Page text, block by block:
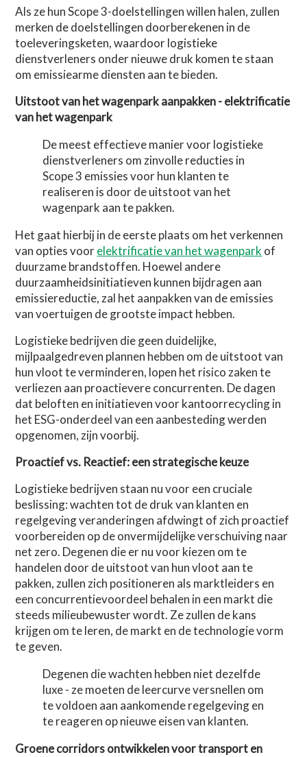
Als ze hun Scope 3-doelstellingen willen halen, zullen
merken de doelstellingen doorberekenen in de
toeleveringsketen, waardoor logistieke
dienstverleners onder nieuwe druk komen te staan
om emissiearme diensten aan te bieden.
Uitstoot van het wagenpark aanpakken - elektrificatie
van het wagenpark
De meest effectieve manier voor logistieke
dienstverleners om zinvolle reducties in
Scope 3 emissies voor hun klanten te
realiseren is door de uitstoot van het
wagenpark aan te pakken.
Het gaat hierbij in de eerste plaats om het verkennen
van opties voorelektrificatie van het wagenpark of
duurzame brandstoffen. Hoewel andere
duurzaamheidsinitiatieven kunnen bijdragen aan
emissiereductie, zal het aanpakken van de emissies
van voertuigen de grootste impact hebben.
Logistieke bedrijven die geen duidelijke,
mijlpaalgedreven plannen hebben om de uitstoot van
hun vloot te verminderen, lopen het risico zaken te
verliezen aan proactievere concurrenten. De dagen
dat beloften en initiatieven voor kantoorrecycling in
het ESG-onderdeel van een aanbesteding werden
opgenomen, zijn voorbij.
Proactief vs. Reactief: een strategische keuze
Logistieke bedrijven staan nu voor een cruciale
beslissing: wachten tot de druk van klanten en
regelgeving veranderingen afdwingt of zich proactief
voorbereiden op de onvermijdelijke verschuiving naar
net zero. Degenen die er nu voor kiezen om te
handelen door de uitstoot van hun vloot aan te
pakken, zullen zich positioneren als marktleiders en
een concurrentievoordeel behalen in een markt die
steeds milieubewuster wordt. Ze zullen de kans
krijgen om te leren, de markt en de technologie vorm
te geven.
Degenen die wachten hebben niet dezelfde
luxe - ze moeten de leercurve versnellen om
te voldoen aan aankomende regelgeving en
te reageren op nieuwe eisen van klanten.
Groene corridors ontwikkelen voor transport en